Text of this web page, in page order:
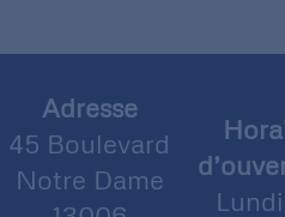
Adresse
45 Boulevard
Notre Dame